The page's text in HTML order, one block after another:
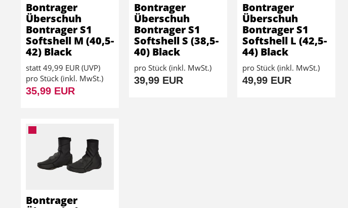
Bontrager
Überschuh
Bontrager S1
Softshell M (40,5-
42) Black
statt 49,99 EUR (UVP)
pro Stück (inkl. MwSt.)
35,99 EUR
Bontrager
Überschuh
Bontrager S1
Softshell S (38,5-
40) Black
pro Stück (inkl. MwSt.)
39,99 EUR
Bontrager
Überschuh
Bontrager S1
Softshell L (42,5-
44) Black
pro Stück (inkl. MwSt.)
49,99 EUR
Bontrager